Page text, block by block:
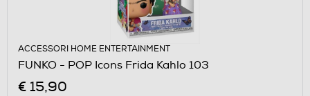
ACCESSORI HOME ENTERTAINMENT
FUNKO - POP Icons Frida Kahlo 103
€ 15,90